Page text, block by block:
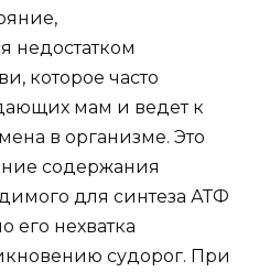
недостатком
которое часто
мам и ведет к
в организме. Это
содержания
для синтеза АТФ
его нехватка
судорог. При